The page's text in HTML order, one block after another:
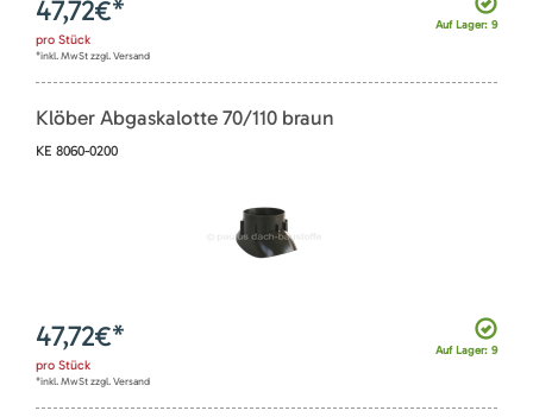
Auf Lager: 9
47,72€*
pro Stück
*inkl. MwSt zzgl. Versand
Klöber Abgaskalotte 70/110 braun
KE 8060-0200
Auf Lager: 9
47,72€*
pro Stück
*inkl. MwSt zzgl. Versand